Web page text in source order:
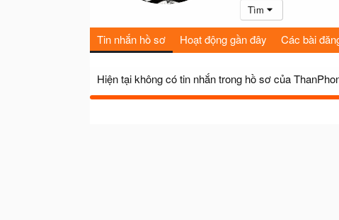
Tìm
Tin nhắn hồ sơ Hoạt động gần đây Các bài
Hiện tại không có tin nhắn trong hồ sơ của